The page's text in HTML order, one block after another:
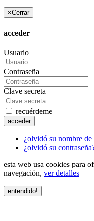
×Cerrar
acceder
Usuario
Contraseña
Clave secreta
recuérdeme
acceder
¿olvidó su nombre de
¿olvidó su
esta web usa cookies para
navegación, ver detalles
entendido!